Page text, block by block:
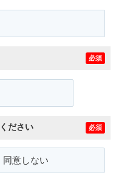
必須
ださい 必須
同意しない